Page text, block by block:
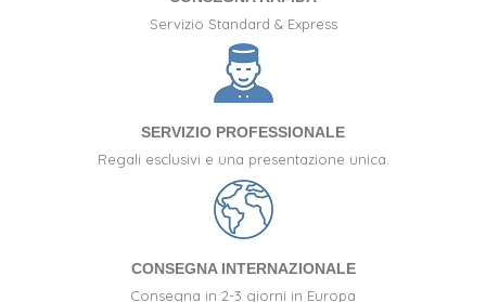
Cesta Bebè Classica Essenziale
PERSONALIZZABILE